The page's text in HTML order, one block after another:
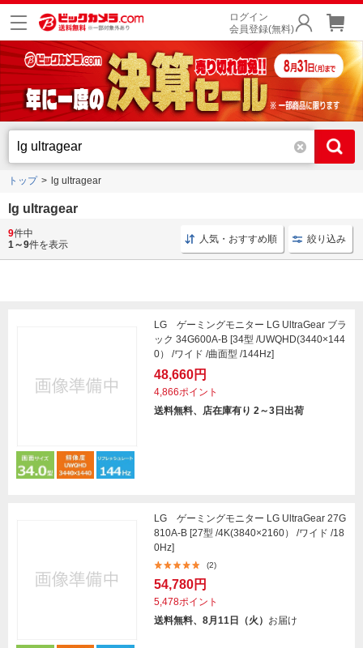
ログイン
会員登録(無料)
トップ lg ultragear
lg ultragear
ゲーミングモニター ワイド 反射防止 のぞき見防止
9件中
1～9件を表示 人気・おすすめ順 絞り込み
LG ゲーミングモニター LG UltraGear ブラ
ック 34G600A-B [34型 /UWQHD(3440×144
0） /ワイド /曲面型 /144Hz]
48,660円
4,866ポイント
送料無料、店在庫有り 2～3日出荷
LG ゲーミングモニター LG UltraGear 27G
810A-B [27型 /4K(3840×2160） /ワイド /18
0Hz]
(2)
54,780円
5,478ポイント
送料無料、8月11日（火） お届け